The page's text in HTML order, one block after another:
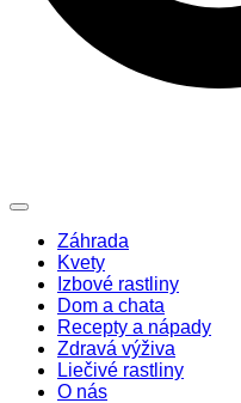
Záhrada
Kvety
Izbové rastliny
Dom a chata
Recepty a nápady
Zdravá výživa
Liečivé rastliny
O nás